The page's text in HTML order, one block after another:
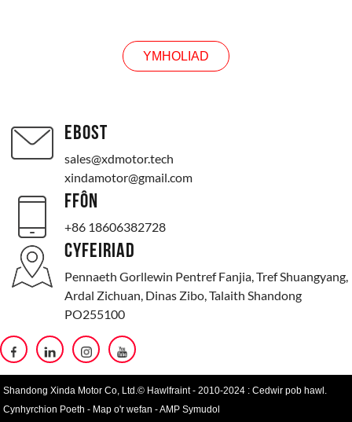
YMHOLIAD
EBOST
sales@xdmotor.tech
xindamotor@gmail.com
FFÔN
+86 18606382728
CYFEIRIAD
Pennaeth Gorllewin Pentref Fanjia, Tref Shuangyang,
Ardal Zichuan, Dinas Zibo, Talaith Shandong
PO255100
Shandong Xinda Motor Co, Ltd.© Hawlfraint - 2010-2024 : Cedwir pob hawl.
Cynhyrchion Poeth - Map o'r wefan -AMP Symudol